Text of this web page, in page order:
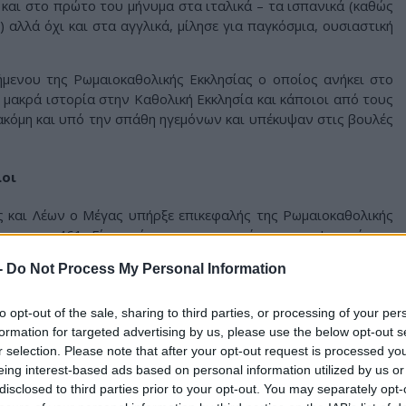
Do Not Process My Personal Information
opt-out of the sale, sharing to third parties, or processing of your
for targeted advertising by us, please use the below opt-out
selection. Please note that after your opt-out request is processed
interest-based ads based on personal information utilized by us
to third parties prior to your opt-out. You may separately
στο πρώτο του μήνυμα στα ιταλικά – τα ισπανικά (καθώς
όχι και στα αγγλικά, μίλησε για παγκόσμια, ουσιαστική
της Ρωμαιοκαθολικής Εκκλησίας ο οποίος ανήκει στο
ιστορία στην Καθολική Εκκλησία και κάποιοι από τους
και υπό την σπάθη ηγεμόνων και υπέκυψαν στις βουλές
Λέων ο Μέγας υπήρξε επικεφαλής της Ρωμαιοκαθολικής
και το 461. Είχε επίσης το προσονύμιο του «Ιατρού της
το 452 να συναντηθεί αυτοπροσώπως με τον Αττίλα
να μην εισβάλλουν στην Ρώμη.
«σύντομος ή κοντός Ποντίφικας» καθώς έμεινε στην θέση
είναι ο άνθρωπος που επικύρωσε το πόρισμα της Τρίτης
ο Πάπας που έδωσε με παπική βούλα στον Καρλομάγνο
Αγίας Ρωμαϊκής Αυτοκρατορίας το 800 και τον μετέτρεψε